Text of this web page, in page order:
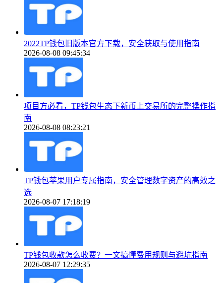
2022TP钱包旧版本官方下载，安全获取与使用指南
2026-08-08 09:45:34
项目方必看，TP钱包生态下新币上交易所的完整操作指
南
2026-08-08 08:23:21
TP钱包苹果用户专属指南，安全管理数字资产的高效之
选
2026-08-07 17:18:19
TP钱包收款怎么收费？一文搞懂费用规则与避坑指南
2026-08-07 12:29:35